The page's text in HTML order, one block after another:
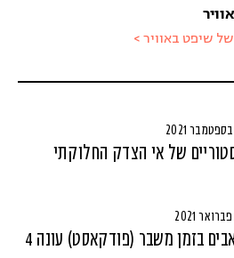
שיפט באוויר >
של אי הצדק החלוקתי
בזמן משבר (פודקאסט) עונה 4